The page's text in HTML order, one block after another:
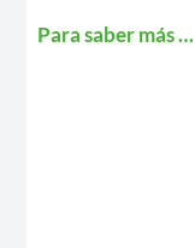
Para saber más …